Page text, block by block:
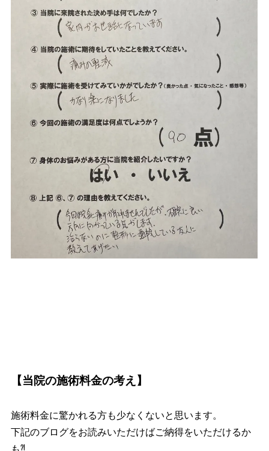
【当院の施術料金の考え】
施術料金に驚かれる方も少なくないと思います。
下記のブログをお読みいただけばご納得をいただけるか